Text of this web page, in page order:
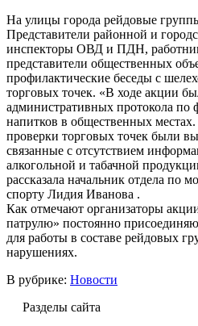
На улицы города рейдовые
Представители районной и
инспекторы ОВД и ПДН,
представители общественных
профилактические беседы с
торговых точек. «В ходе акции
административных протокола по
напитков в общественных
проверки торговых точек были
связанные с отсутствием
алкогольной и табачной
рассказала начальник отдела по
спорту Лидия Иванова .
Как отмечают организаторы
патрулю» постоянно
для работы в составе рейдовых
нарушениях.
В рубрике: Новости
Разделы сайта